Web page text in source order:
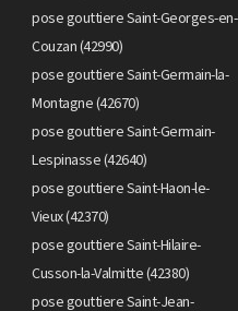
pose gouttiere Saint-Georges-en-
Couzan (42990)
pose gouttiere Saint-Germain-la-
Montagne (42670)
pose gouttiere Saint-Germain-
Lespinasse (42640)
pose gouttiere Saint-Haon-le-
Vieux (42370)
pose gouttiere Saint-Hilaire-
Cusson-la-Valmitte (42380)
pose gouttiere Saint-Jean-